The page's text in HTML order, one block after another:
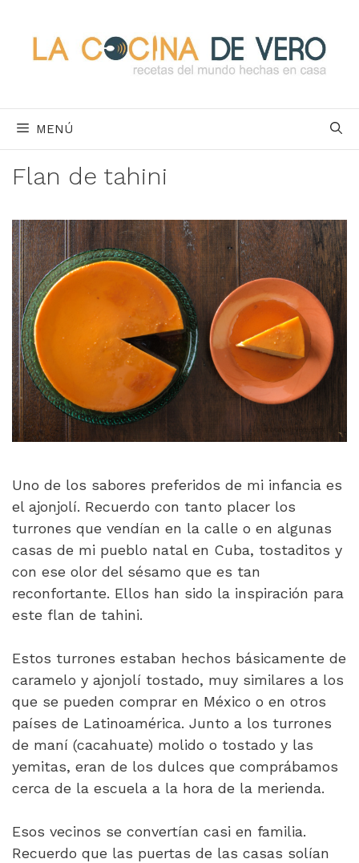
contenido
MENÚ
Flan de tahini
Uno de los sabores preferidos de mi infancia es
el ajonjolí. Recuerdo con tanto placer los
turrones que vendían en la calle o en algunas
casas de mi pueblo natal en Cuba, tostaditos y
con ese olor del sésamo que es tan
reconfortante. Ellos han sido la inspiración para
este flan de tahini.
Estos turrones estaban hechos básicamente de
caramelo y ajonjolí tostado, muy similares a los
que se pueden comprar en México o en otros
países de Latinoamérica. Junto a los turrones
de maní (cacahuate) molido o tostado y las
yemitas, eran de los dulces que comprábamos
cerca de la escuela a la hora de la merienda.
Esos vecinos se convertían casi en familia.
Recuerdo que las puertas de las casas solían